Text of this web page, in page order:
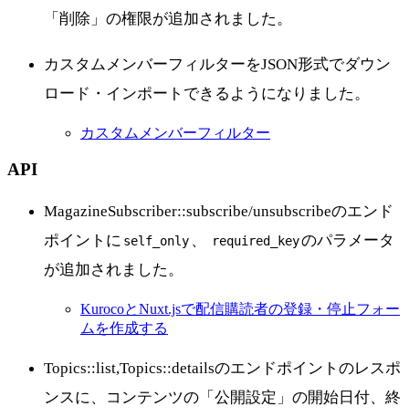
「削除」の権限が追加されました。
カスタムメンバーフィルターをJSON形式でダウン
ロード・インポートできるようになりました。
カスタムメンバーフィルター
API
MagazineSubscriber::subscribe/unsubscribeのエンド
ポイントに self_only 、 required_keyのパラメータ
が追加されました。
KurocoとNuxt.jsで配信購読者の登録・停止フォー
ムを作成する
Topics::list,Topics::detailsのエンドポイントのレスポ
ンスに、コンテンツの「公開設定」の開始日付、終